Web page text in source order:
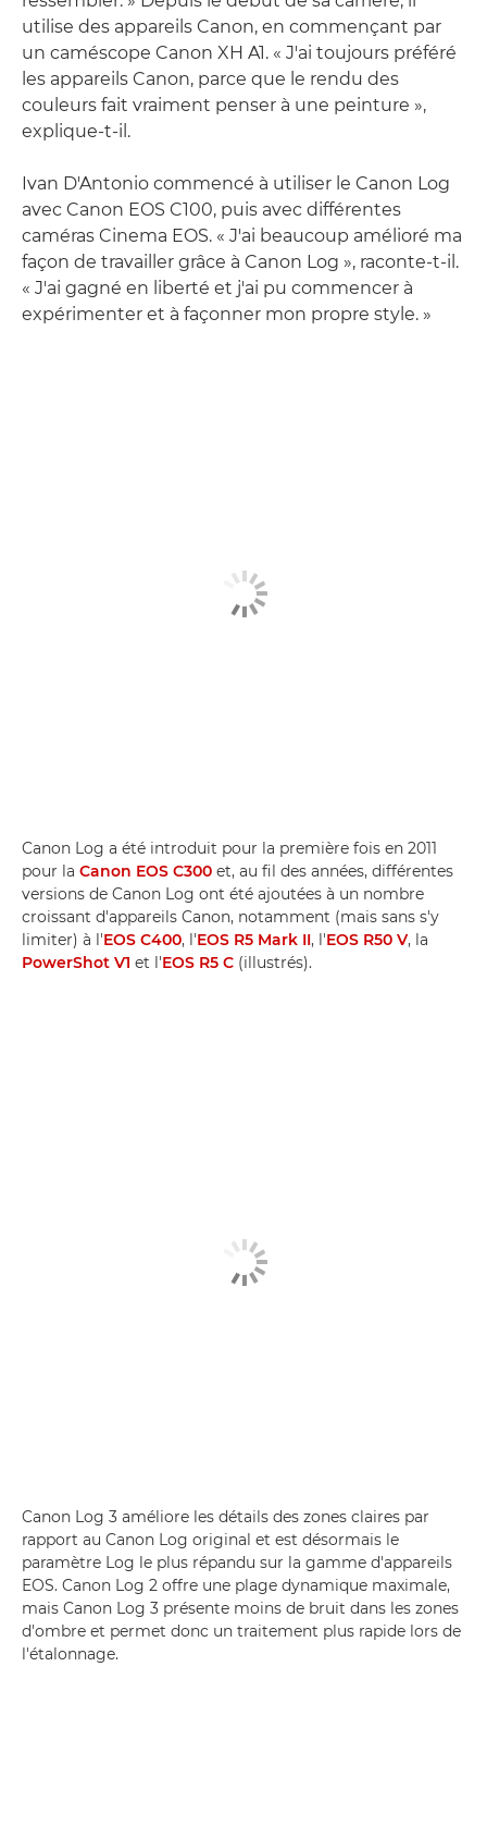
utilise des appareils Canon, en commençant par
un caméscope Canon XH A1. « J'ai toujours préféré
les appareils Canon, parce que le rendu des
couleurs fait vraiment penser à une peinture »,
explique-t-il.
Ivan D'Antonio commencé à utiliser le Canon Log
avec Canon EOS C100, puis avec différentes
caméras Cinema EOS. « J'ai beaucoup amélioré ma
façon de travailler grâce à Canon Log », raconte-t-il.
« J'ai gagné en liberté et j'ai pu commencer à
expérimenter et à façonner mon propre style. »
Canon Log a été introduit pour la première fois en 2011
pour la Canon EOS C300 et, au fil des années, différentes
versions de Canon Log ont été ajoutées à un nombre
croissant d'appareils Canon, notamment (mais sans s'y
limiter) à l'EOS C400, l'EOS R5 Mark II, l'EOS R50 V, la
PowerShot V1 et l'EOS R5 C (illustrés).
Canon Log 3 améliore les détails des zones claires par
rapport au Canon Log original et est désormais le
paramètre Log le plus répandu sur la gamme d'appareils
EOS. Canon Log 2 offre une plage dynamique maximale,
mais Canon Log 3 présente moins de bruit dans les zones
d'ombre et permet donc un traitement plus rapide lors de
l'étalonnage.